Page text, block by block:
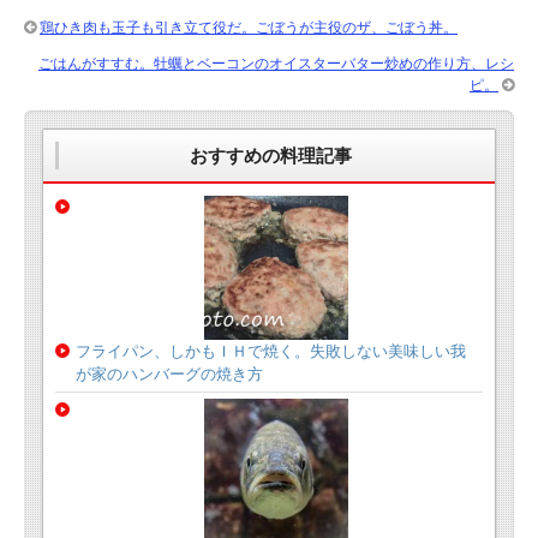
鶏ひき肉も玉子も引き立て役だ。ごぼうが主役のザ、ごぼう丼。
ごはんがすすむ。牡蠣とベーコンのオイスターバター炒めの作り方、レシ
ピ。
おすすめの料理記事
フライパン、しかもＩＨで焼く。失敗しない美味しい我
が家のハンバーグの焼き方